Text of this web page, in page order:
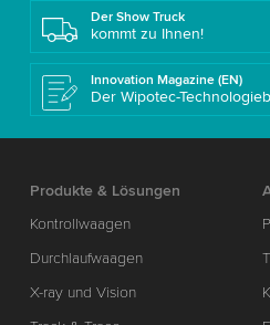
Der Show Truck
kommt zu Ihnen!
Innovation Magazine (EN)
Der Wipotec-
Produkte & Lösungen
Kontrollwaagen
Durchlaufwaagen
X-ray und Vision